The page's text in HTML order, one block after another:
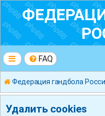
FAQ
Федерация гандбола
Удалить cookies